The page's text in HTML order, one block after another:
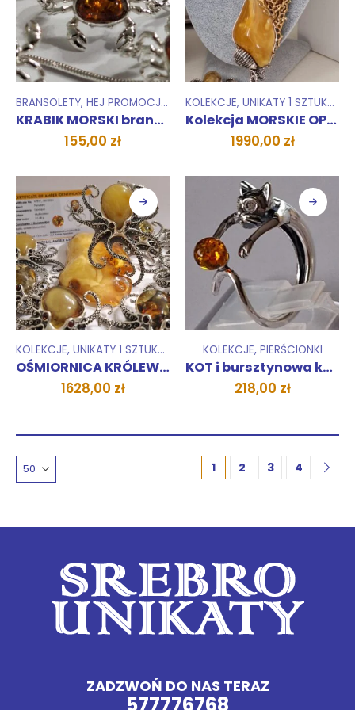
BRANSOLETY,HEJ PROMOCJA ! KOLEKCJE
155,00 zł
KOLEKCJE ,UNIKATY 1 SZTUKA
1990,00 zł
KOLEKCJE,UNIKATY 1 SZTUKA WISIORKI ZAWIESZKI
1628,00 zł
KOLEKCJE PIERŚCIONKI
218,00 zł
1 2 3 4
ZADZWOŃ DO NAS TERAZ